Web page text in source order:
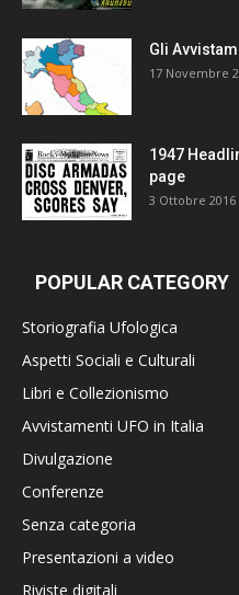
Gli
17 Novembre
1947
page
3 Ottobre 2016
POPULAR CATEGORY
Storiografia Ufologica
Aspetti Sociali e Culturali
Libri e Collezionismo
Avvistamenti UFO in Italia
Divulgazione
Conferenze
Senza categoria
Presentazioni a video
Riviste digitali